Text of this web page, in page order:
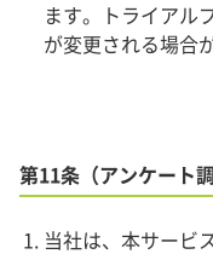
ます。トライアル
が変更される場合
第11条（アンケート
当社は、本サービ